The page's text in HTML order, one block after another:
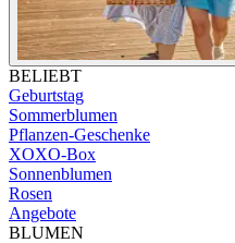
BELIEBT
Geburtstag
Sommerblumen
Pflanzen-Geschenke
XOXO-Box
Sonnenblumen
Rosen
Angebote
BLUMEN